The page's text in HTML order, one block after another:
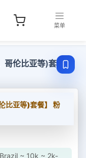
：中文
菜单
伦比亚等)套餐】
比亚等)套餐】 粉
~ 10k ~ 2k-